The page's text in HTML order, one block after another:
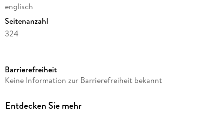
englisch
Seitenanzahl
324
Autor/Autorin
Verlag/Hersteller
Barrierefreiheit
Keine Information zur Barrierefreiheit bekannt
Entdecken Sie mehr